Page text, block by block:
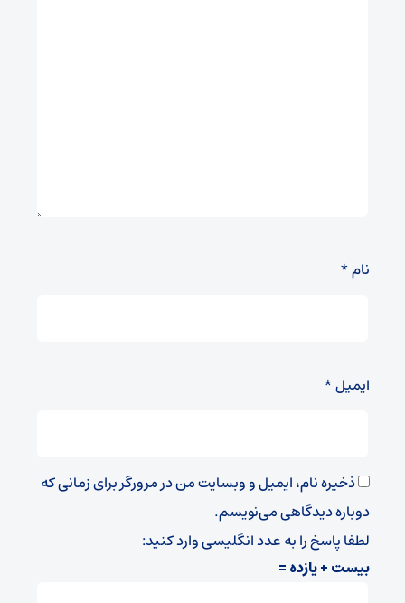
نام*
ایمیل*
ذخیره نام، ایمیل و وبسایت من در مرورگر برای زمانی که
دوباره دیدگاهی می‌نویسم.
لطفا پاسخ را به عدد انگلیسی وارد کنید:
بیست + یازده =